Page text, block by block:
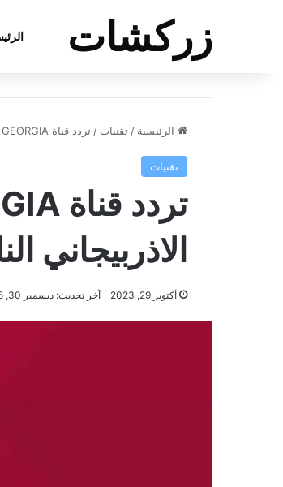
زركشات
الرئيسية / تقنيات / تردد قناة 1TV GEORGIA على القمر الاذربيجاني الناقلة لبطولة أمم أوروبا مجانا
تقنيات
الاذربيجاني
أكتوبر 29, 2023 آخر تحديث: ديسمبر 30, 2025